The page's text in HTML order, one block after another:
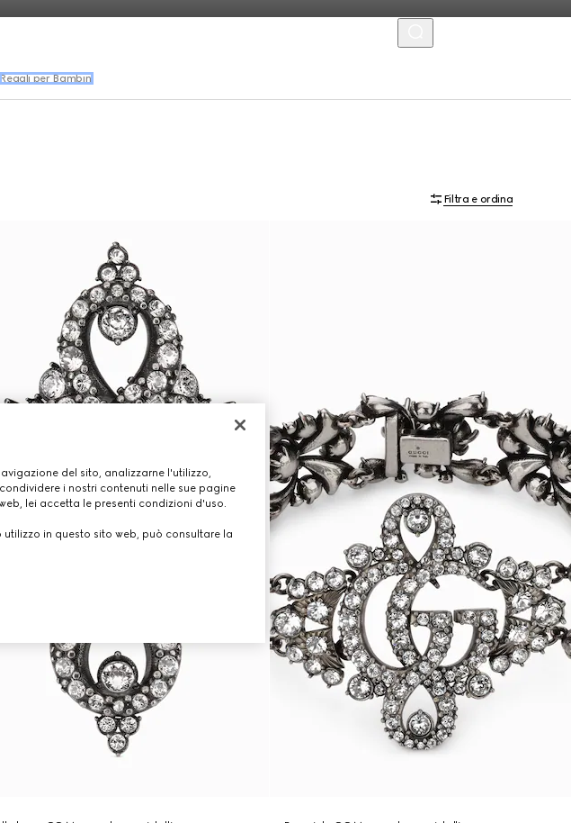
Regali per Bambini
Filtra e ordina
del sito, analizzarne l'utilizzo,
i nostri contenuti nelle sue pagine
lei accetta le presenti condizioni d'uso.
in questo sito web, può consultare la